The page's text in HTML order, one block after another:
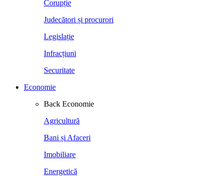
Corupție
Judecători și procurori
Legislație
Infracțiuni
Securitate
Economie
Back Economie
Agricultură
Bani și Afaceri
Imobiliare
Energetică